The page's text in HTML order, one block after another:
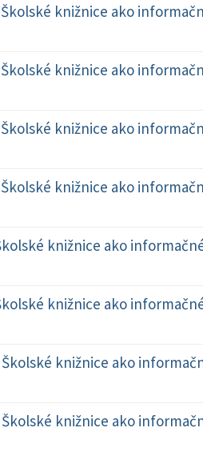
knižnice ako
knižnice ako
knižnice ako
knižnice ako
knižnice ako
knižnice ako
knižnice ako
knižnice ako